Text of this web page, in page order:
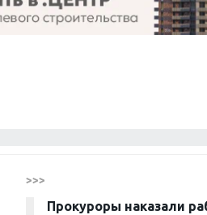
>>>
Прокуроры наказали